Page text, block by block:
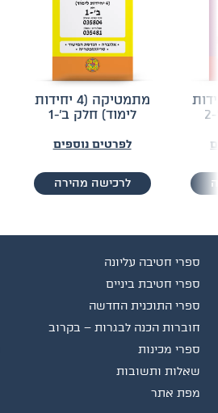
(5 יחידות
מתמטיקה (4 יחידות
לימוד) חלק ב'-1
לפרטים נוספים
לרכישה מהירה
ספרי חטיבה עליונה
ספרי חטיבת ביניים
ספרי התוכנית החדשה
חוברות הכנה לבגרות – בקרוב
ספרי מכינות
שאלות ותשובות
מפת אתר